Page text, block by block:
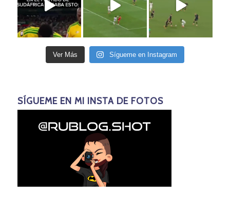
Ver Más Sígueme en Instagram
SÍGUEME EN MI INSTA DE FOTOS